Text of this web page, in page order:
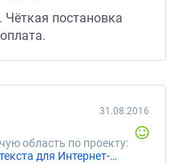
Чёткая постановка
область по проекту:
«Написание качественного текста для Интернет-магазина осветительного оборудования»
31.08.2016